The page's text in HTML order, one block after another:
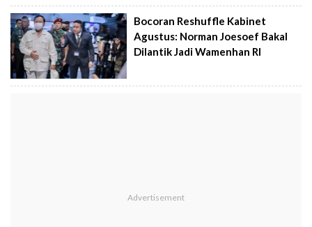
Bocoran Reshuffle Kabinet
Agustus: Norman Joesoef Bakal
Dilantik Jadi Wamenhan RI